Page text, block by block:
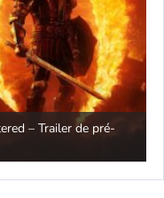
– Trailer de pré-